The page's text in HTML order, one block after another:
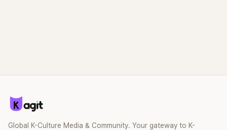
Global K-Culture Media & Community. Your gateway to K-